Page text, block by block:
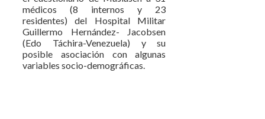
médicos (8 internos y 23
residentes) del Hospital Militar
Guillermo Hernández- Jacobsen
(Edo Táchira-Venezuela) y su
posible asociación con algunas
variables socio-demográficas.